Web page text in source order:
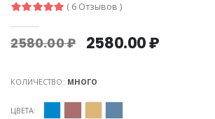
( 6 Отзывов )
2580.00 ₽ 2580.00 ₽
КОЛИЧЕСТВО: МНОГО
ЦВЕТА: